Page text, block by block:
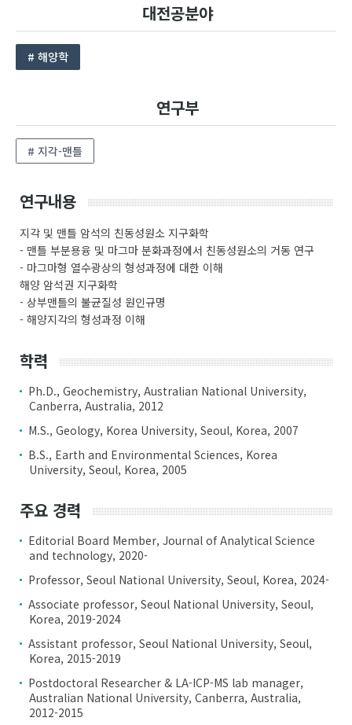
대전공분야
# 해양학
연구부
# 지각-맨틀
연구내용
지각 및 맨틀 암석의 친동성원소 지구화학
- 맨틀 부분용융 및 마그마 분화과정에서 친동성원소의 거동 연구
- 마그마형 열수광상의 형성과정에 대한 이해
해양 암석권 지구화학
- 상부맨틀의 불균질성 원인규명
- 해양지각의 형성과정 이해
학력
Ph.D., Geochemistry, Australian National University,
Canberra, Australia, 2012
M.S., Geology, Korea University, Seoul, Korea, 2007
B.S., Earth and Environmental Sciences, Korea
University, Seoul, Korea, 2005
주요 경력
Editorial Board Member, Journal of Analytical Science
and technology, 2020-
Professor, Seoul National University, Seoul, Korea, 2024-
Associate professor, Seoul National University, Seoul,
Korea, 2019-2024
Assistant professor, Seoul National University, Seoul,
Korea, 2015-2019
Postdoctoral Researcher & LA-ICP-MS lab manager,
Australian National University, Canberra, Australia,
2012-2015